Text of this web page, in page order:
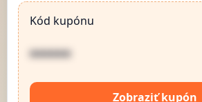
Kód kupónu
••••••
Zobraziť kupón